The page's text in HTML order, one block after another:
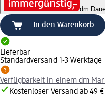
dm
In den Warenkorb
Lieferbar
Standardversand 1-3 Werktage
Verfügbarkeit in einem dm
Kostenloser Versand ab 49